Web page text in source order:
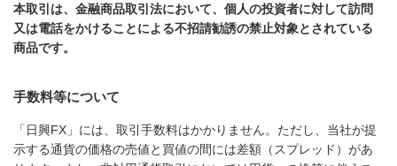
本取引は、金融商品取引法において、個人の投資者に対して訪問
又は電話をかけることによる不招請勧誘の禁止対象とされている
商品です。
手数料等について
「日興FX」には、取引手数料はかかりません。ただし、当社が提
示する通貨の価格の売値と買値の間には差額（スプレッド）があ